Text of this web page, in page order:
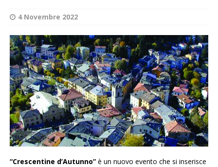
4 Novembre 2022
“Crescentine d’Autunno” è un nuovo evento che si inserisce